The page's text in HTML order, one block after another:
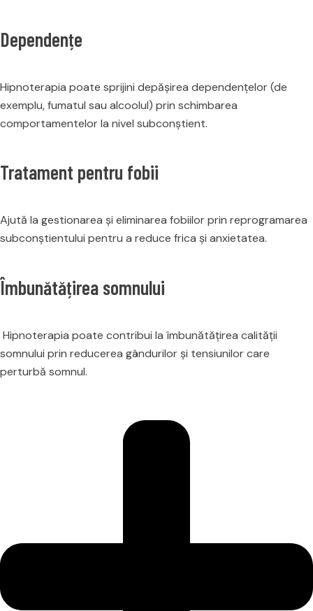
Dependențe
Hipnoterapia poate sprijini depășirea dependențelor (de
exemplu, fumatul sau alcoolul) prin schimbarea
comportamentelor la nivel subconștient.
Tratament pentru fobii
Ajută la gestionarea și eliminarea fobiilor prin reprogramarea
subconștientului pentru a reduce frica și anxietatea.
Îmbunătățirea somnului
Hipnoterapia poate contribui la îmbunătățirea calității
somnului prin reducerea gândurilor și tensiunilor care
perturbă somnul.